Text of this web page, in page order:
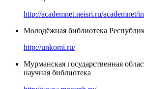
http://academnet.neisri.ru/
Молодёжная библиотека
http://unkomi.ru/
Мурманская государственная
научная библиотека